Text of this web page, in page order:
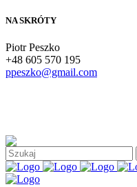
NA SKRÓTY
Piotr Peszko
+48 605 570 195
ppeszko@gmail.com